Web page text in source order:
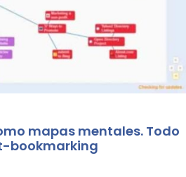
mapas mentales. Todo
bookmarking